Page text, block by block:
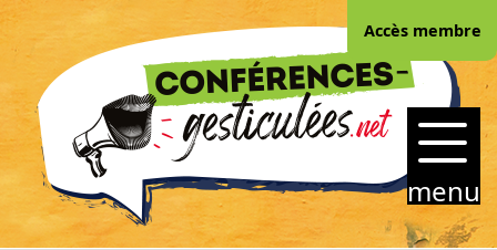
Skip
content
CONFERENCES-
GESTICULEES.NET
menu
Accès membre